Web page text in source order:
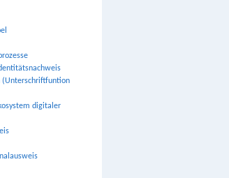
(Unterschriftfuntion
digitaler